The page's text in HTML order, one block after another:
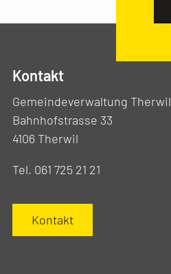
Kontakt
Gemeindeverwaltung Therwil
Bahnhofstrasse 33
4106 Therwil
Tel. 061 725 21 21
Kontakt